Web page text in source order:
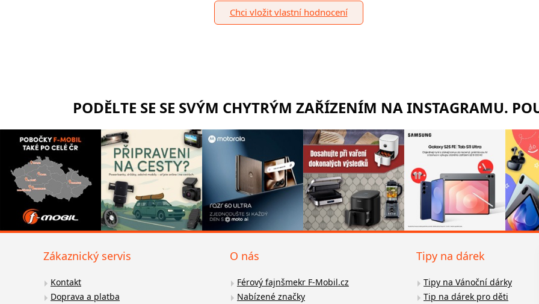
Chci vložit vlastní hodnocení
PODĚLTE SE SE SVÝM CHYTRÝM ZAŘÍZENÍM NA INSTAGRAMU.
Zákaznický servis
Kontakt
Doprava a platba
O nás
Férový fajnšmekr F-Mobil.cz
Nabízené značky
Tipy na dárek
Tipy na Vánoční dárky
Tip na dárek pro děti